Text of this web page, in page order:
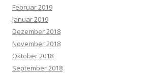
Februar 2019
Januar 2019
Dezember 2018
November 2018
Oktober 2018
September 2018